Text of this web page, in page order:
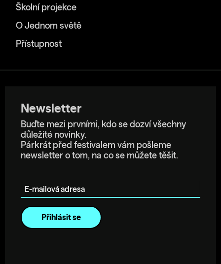
Školní projekce
O Jednom světě
Přístupnost
Newsletter
Buďte mezi prvními, kdo se dozví všechny
důležité novinky.
Párkrát před festivalem vám pošleme
newsletter o tom, na co se můžete těšit.